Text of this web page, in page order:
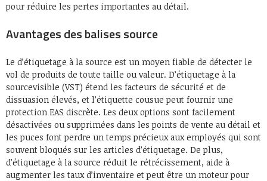
pour réduire les pertes importantes au détail.
Avantages des balises source
Le d’étiquetage à la source est un moyen fiable de détecter le
vol de produits de toute taille ou valeur. D’étiquetage à la
sourcevisible (VST) étend les facteurs de sécurité et de
dissuasion élevés, et l’étiquette cousue peut fournir une
protection EAS discrète. Les deux options sont facilement
désactivées ou supprimées dans les points de vente au détail et
les puces font perdre un temps précieux aux employés qui sont
souvent bloqués sur les articles d’étiquetage. De plus,
d’étiquetage à la source réduit le rétrécissement, aide à
augmenter les taux d’inventaire et peut être un moteur pour